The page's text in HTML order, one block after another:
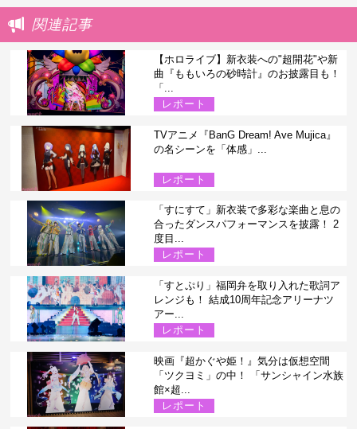
関連記事
【ホロライブ】新衣装への"超開花"や新
曲『ももいろの砂時計』のお披露目も！
「...
レポート
TVアニメ『BanG Dream! Ave Mujica』
の名シーンを「体感」...
レポート
「すにすて」新衣装で多彩な楽曲と息の
合ったダンスパフォーマンスを披露！ 2
度目...
レポート
「すとぷり」福岡弁を取り入れた歌詞ア
レンジも！ 結成10周年記念アリーナツ
アー...
レポート
映画『超かぐや姫！』気分は仮想空間
「ツクヨミ」の中！ 「サンシャイン水族
館×超...
レポート